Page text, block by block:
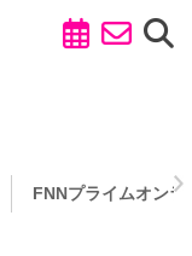
FNNプライムオンラ